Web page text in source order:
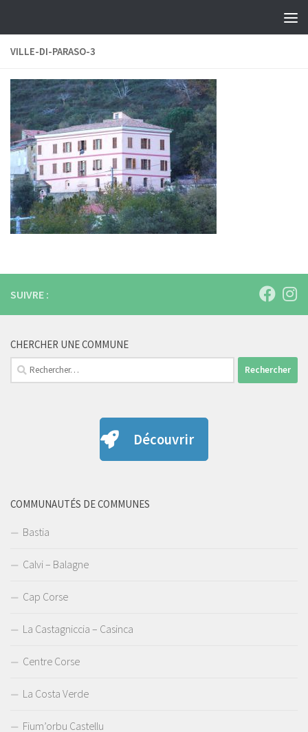
VILLE-DI-PARASO-3
SUIVRE :
CHERCHER UNE COMMUNE
Rechercher :
Découvrir
COMMUNAUTÉS DE COMMUNES
Bastia
Calvi – Balagne
Cap Corse
La Castagniccia – Casinca
Centre Corse
La Costa Verde
Fium’orbu Castellu